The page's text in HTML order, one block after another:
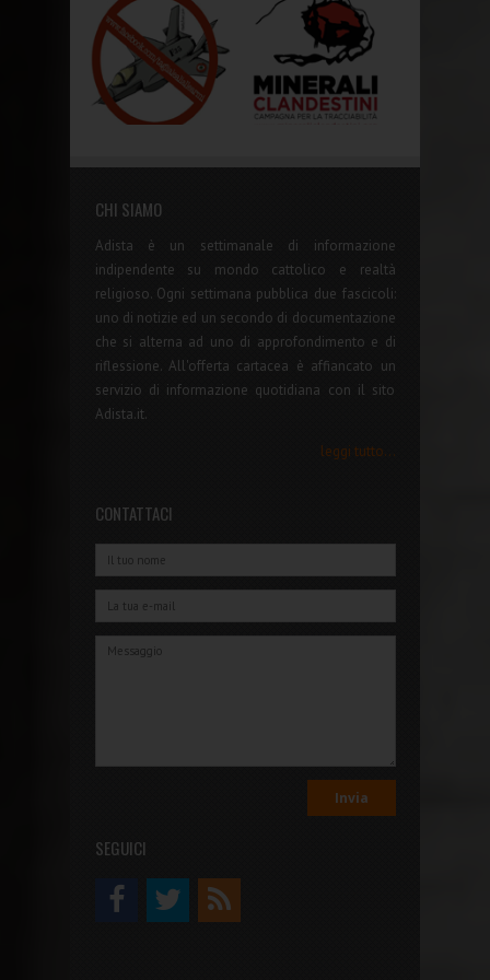
CHI SIAMO
Adista è un settimanale di informazione
indipendente su mondo cattolico e realtà
religioso. Ogni settimana pubblica due fascicoli:
uno di notizie ed un secondo di documentazione
che si alterna ad uno di approfondimento e di
riflessione. All'offerta cartacea è affiancato un
servizio di informazione quotidiana con il sito
Adista.it.
leggi tutto...
CONTATTACI
SEGUICI